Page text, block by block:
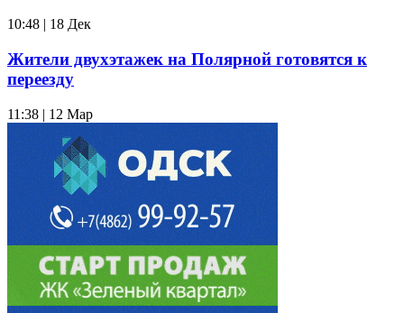
10:48 | 18 Дек
Жители двухэтажек на Полярной готовятся к
переезду
11:38 | 12 Мар